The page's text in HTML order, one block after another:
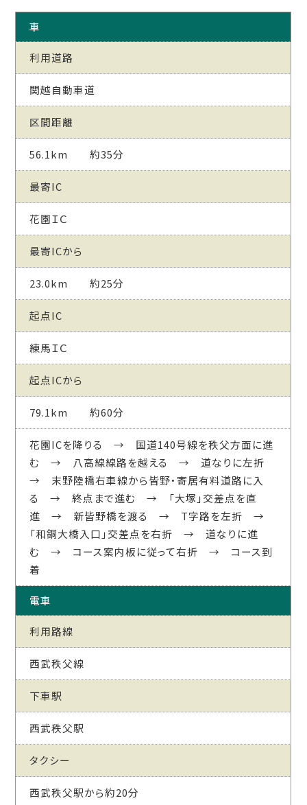
車
利用道路
関越自動車道
区間距離
56.1km 約35分
最寄IC
花園ＩＣ
最寄ICから
23.0km 約25分
起点IC
練馬ＩＣ
起点ICから
79.1km 約60分
花園ICを降りる → 国道140号線を秩父方面に進
む → 八高線線路を越える → 道なりに左折
→ 末野陸橋右車線から皆野・寄居有料道路に入
る → 終点まで進む → 「大塚」交差点を直
進 → 新皆野橋を渡る → T字路を左折 →
「和銅大橋入口」交差点を右折 → 道なりに進
む → コース案内板に従って右折 → コース到
着
電車
利用路線
西武秩父線
下車駅
西武秩父駅
タクシー
西武秩父駅から約20分